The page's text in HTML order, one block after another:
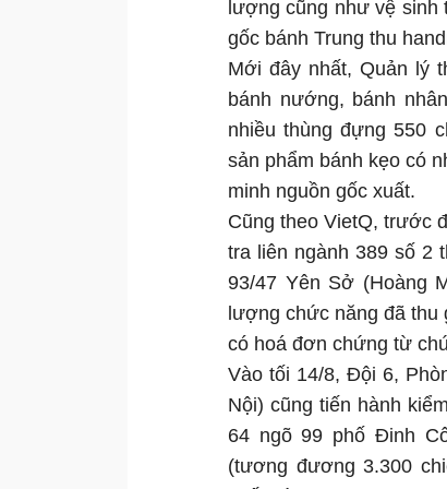
lượng cũng như vệ
gốc bánh Trung thu
Mới đây nhất, Quản lý
bánh nướng, bánh
nhiều thùng đựng 550
sản phẩm bánh kẹo có
minh nguồn gốc xuất.
Cũng theo VietQ, trước
tra liên ngành 389 số 2
93/47 Yên Sở (Hoàng
lượng chức năng đã
có hoá đơn chứng từ
Vào tối 14/8, Đội 6,
Nội) cũng tiến hành
64 ngõ 99 phố Đinh
(tương đương 3.300